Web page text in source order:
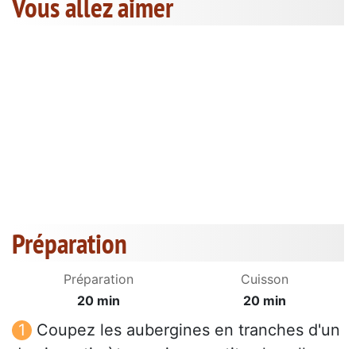
Vous allez aimer
Préparation
Préparation
20 min
Cuisson
20 min
Coupez les aubergines en tranches d'un